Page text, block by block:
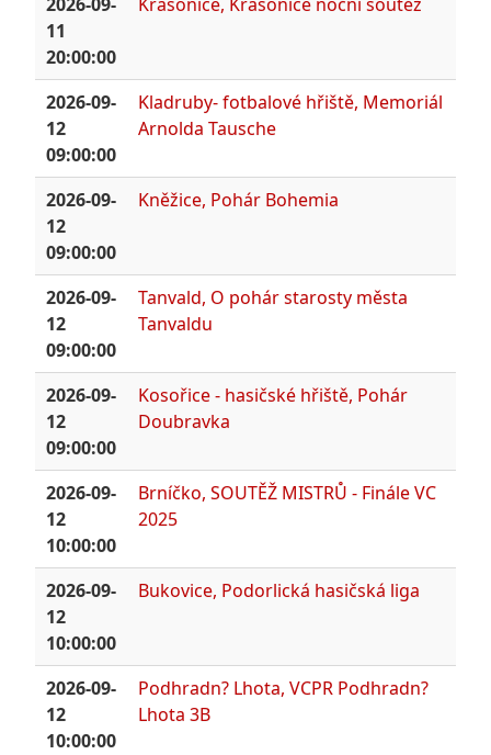
11
20:00:00
2026-09-
12
09:00:00
Kladruby- fotbalové hřiště, Memoriál
Arnolda Tausche
2026-09-
12
09:00:00
Kněžice, Pohár Bohemia
2026-09-
12
09:00:00
Tanvald, O pohár starosty města
Tanvaldu
2026-09-
12
09:00:00
Kosořice - hasičské hřiště, Pohár
Doubravka
2026-09-
12
10:00:00
Brníčko, SOUTĚŽ MISTRŮ - Finále VC
2025
2026-09-
12
10:00:00
Bukovice, Podorlická hasičská liga
2026-09-
12
10:00:00
Podhradn? Lhota, VCPR Podhradn?
Lhota 3B